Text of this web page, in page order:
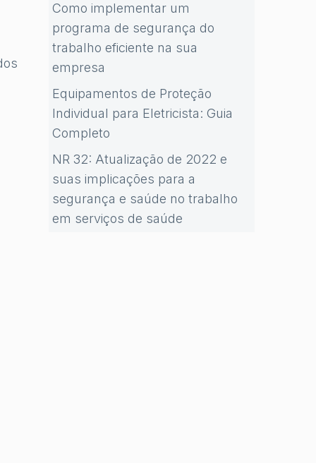
Como implementar um
programa de segurança do
trabalho eficiente na sua
empresa
Equipamentos de Proteção
Individual para Eletricista: Guia
Completo
NR 32: Atualização de 2022 e
suas implicações para a
segurança e saúde no trabalho
em serviços de saúde